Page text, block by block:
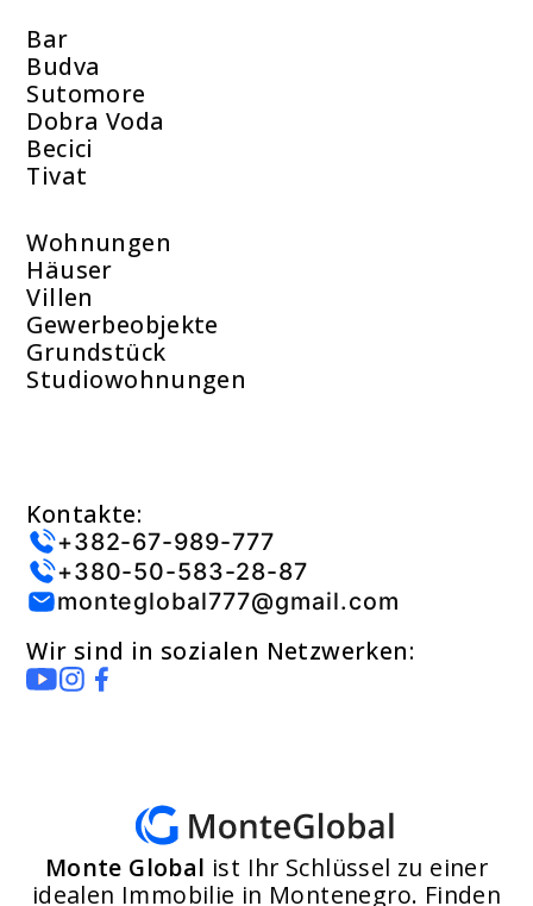
Bar
Budva
Sutomore
Dobra Voda
Becici
Tivat
Wohnungen
Häuser
Villen
Gewerbeobjekte
Grundstück
Studiowohnungen
Kontakte:
+382-67-989-777
+380-50-583-28-87
monteglobal777@gmail.com
Wir sind in sozialen Netzwerken:
Monte Global ist Ihr Schlüssel zu einer
idealen Immobilie in Montenegro. Finden